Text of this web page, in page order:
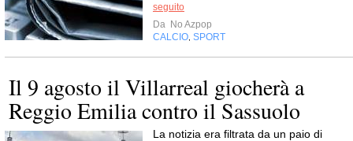
seguito
Da No Azpop
CALCIO SPORT
Il 9 agosto il Villarreal giocherà a
Reggio Emilia contro il Sassuolo
La notizia era filtrata da un paio di